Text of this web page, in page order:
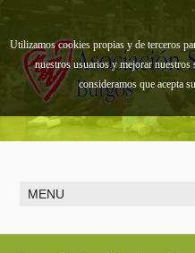
Utilizamos cookies propias y de terceros
nuestros usuarios y mejorar nuestros
consideramos que acepta